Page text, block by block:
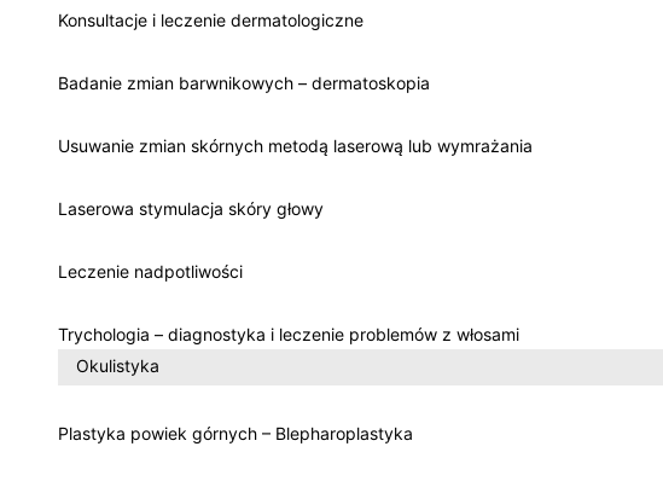
Konsultacje i leczenie dermatologiczne
Badanie zmian barwnikowych – dermatoskopia
Usuwanie zmian skórnych metodą laserową lub wymrażania
Laserowa stymulacja skóry głowy
Leczenie nadpotliwości
Trychologia – diagnostyka i leczenie problemów z włosami
Okulistyka
Plastyka powiek górnych – Blepharoplastyka